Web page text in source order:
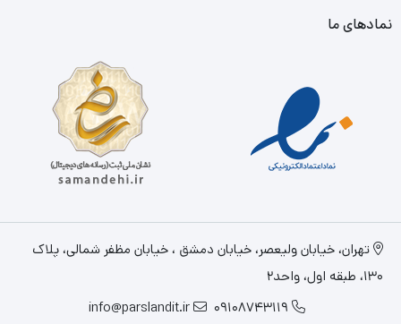
نمادهای ما
تهران، خيابان وليعصر، خیابان دمشق ، خیابان مظفر شمالی، پلاک
130، طبقه اول، واحد2
09108743119
info@parslandit.ir